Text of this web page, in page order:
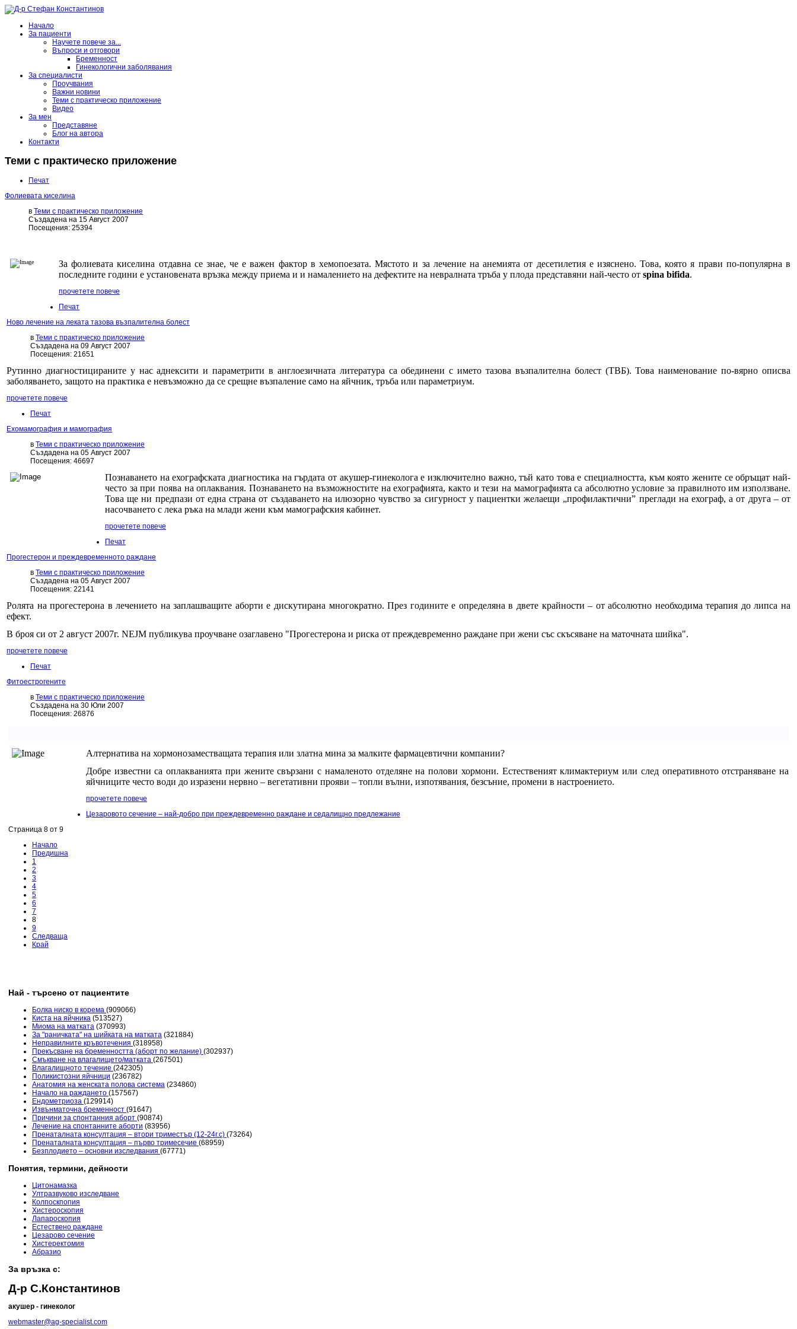
Начало
За пациенти
Научете повече за...
Въпроси и отговори
Бременност
Гинекологични заболявания
За специалисти
Проучвания
Важни новини
Теми с практическо приложение
Видео
За мен
Представяне
Блог на автора
Контакти
Теми с практическо приложение
Печат
Фолиевата киселина
в Теми с практическо приложение
Създадена на 15 Август 2007
Посещения: 25394
За фолиевата киселина отдавна се знае, че е важен фактор в хемопоезата. Мястото и за лечение на анемията от десетилетия е изяснено. Това, която я прави по-популярна в
последните години е установената връзка между приема и и намалението на дефектите на невралната тръба у плода представяни най-често от spina bifida.
прочетете повече
Печат
Ново лечение на леката тазова възпалителна болест
в Теми с практическо приложение
Създадена на 09 Август 2007
Посещения: 21651
Рутинно диагностицираните у нас аднексити и параметрити в англоезичната литература са обединени с името тазова възпалителна болест (ТВБ). Това наименование по-вярно описва
заболяването, защото на практика е невъзможно да се срещне възпаление само на яйчник, тръба или параметриум.
прочетете повече
Печат
Ехомамография и мамография
в Теми с практическо приложение
Създадена на 05 Август 2007
Посещения: 46697
Познаването на ехографската диагностика на гърдата от акушер-гинеколога е изключително важно, тъй като това е специалността, към която жените се обръщат най-
често за при поява на оплаквания. Познаването на възможностите на ехографията, както и тези на мамографията са абсолютно условие за правилното им използване.
Това ще ни предпази от една страна от създаването на илюзорно чувство за сигурност у пациентки желаещи „профилактични” преглади на ехограф, а от друга – от
насочването с лека ръка на млади жени към мамографския кабинет.
прочетете повече
Печат
Прогестерон и преждевременното раждане
в Теми с практическо приложение
Създадена на 05 Август 2007
Посещения: 22141
Ролята на прогестерона в лечението на заплашващите аборти е дискутирана многократно. През годините е определяна в двете крайности – от абсолютно необходима терапия до липса на
ефект.
В броя си от 2 август 2007г. NEJM публикува проучване озаглавено "Прогестерона и риска от преждевременно раждане при жени със скъсяване на маточната шийка".
прочетете повече
Печат
Фитоестрогените
в Теми с практическо приложение
Създадена на 30 Юли 2007
Посещения: 26876
Алтернатива на хормонозаместващата терапия или златна мина за малките фармацевтични компании?
Добре известни са оплакванията при жените свързани с намаленото отделяне на полови хормони. Естественият климактериум или след оперативното отстраняване на
яйчниците често води до изразени нервно – вегетативни прояви – топли вълни, изпотявания, безсъние, промени в настроението.
прочетете повече
Цезаровото сечение – най-добро при преждевременно раждане и седалищно предлежание
Страница 8 от 9
Начало
Предишна
1
2
3
4
5
6
7
8
9
Следваща
Край
Най - търсено от пациентите
Болка ниско в корема (909066)
Киста на яйчника (513527)
Миома на матката (370993)
За "раничката" на шийката на матката (321884)
Неправилните кръвотечения (318958)
Прекъсване на бременността (аборт по желание) (302937)
Смъкване на влагалището/матката (267501)
Влагалищното течение (242305)
Поликистозни яйчници (236782)
Анатомия на женската полова система (234860)
Начало на раждането (157567)
Ендометриоза (129914)
Извънматочна бременност (91647)
Причини за спонтанния аборт (90874)
Лечение на спонтанните аборти (83956)
Пренаталната консултация – втори триместър (12-24г.с) (73264)
Пренаталната консултация – първо тримесечие (68959)
Безплодието – основни изследвания (67771)
Понятия, термини, дейности
Цитонамазка
Ултразвуково изследване
Колпоскпопия
Хистероскопия
Лапароскопия
Естествено раждане
Цезарово сечение
Хистеректомия
Абразио
За връзка с:
Д-р С.Константинов
акушер - гинеколог
webmaster@ag-specialist.com